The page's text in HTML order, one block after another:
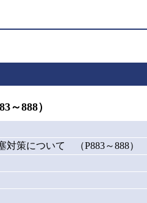
888）
対策について （P883～888）